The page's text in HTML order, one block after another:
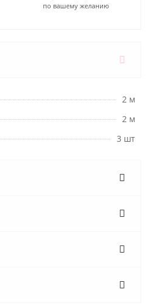
по вашему желанию
2 м
2 м
3 шт